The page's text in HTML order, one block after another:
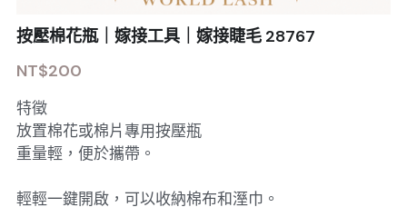
按壓棉花瓶｜嫁接工具｜嫁接睫毛 28767
NT$200
特徵
放置棉花或棉片專用按壓瓶
重量輕，便於攜帶。
輕輕一鍵開啟，可以收納棉布和溼巾。